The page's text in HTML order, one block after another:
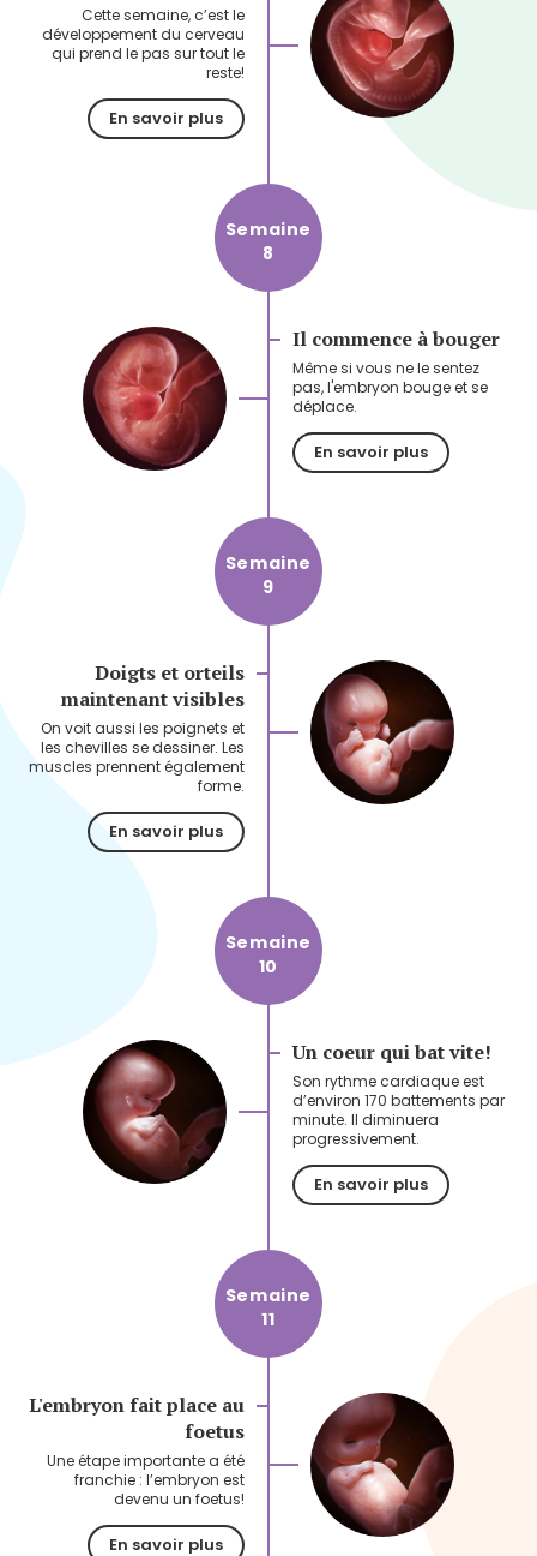
Cette semaine, c’est le
développement du cerveau
qui prend le pas sur tout le
reste!
En savoir plus
Semaine
8
Il commence à bouger
Même si vous ne le sentez
pas, l'embryon bouge et se
déplace.
En savoir plus
Semaine
9
Doigts et orteils
maintenant visibles
On voit aussi les poignets et
les chevilles se dessiner. Les
muscles prennent également
forme.
En savoir plus
Semaine
10
Un coeur qui bat vite!
Son rythme cardiaque est
d’environ 170 battements par
minute. Il diminuera
progressivement.
En savoir plus
Semaine
11
L'embryon fait place au
foetus
Une étape importante a été
franchie : l’embryon est
devenu un foetus!
En savoir plus